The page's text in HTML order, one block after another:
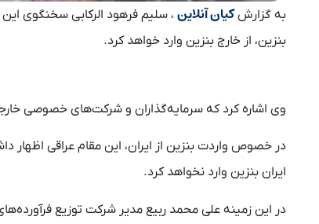
به گزارشکیان آنلاین ، سلیم فرهود الرکابی سخنگوی
بنزین، از خارج بنزین وارد خواهد کرد.
وی اشاره کرد که سرمایه‌گذاران و شرکت‌های خصوصی
در خصوص واردت بنزین از ایران، این مقام عراقی اظهار
ایران بنزین وارد نخواهد کرد.
در این زمینه علی محمد ربیع مدیر شرکت توزیع